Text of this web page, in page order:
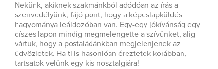
Nekünk, akiknek szakmánkból adódóan az írás a
szenvedélyünk, fájó pont, hogy a képeslapküldés
hagyománya leáldozóban van. Egy-egy jókívánság egy
díszes lapon mindig megmelengette a szívünket, alig
vártuk, hogy a postaládánkban megjelenjenek az
üdvözletek. Ha ti is hasonlóan éreztetek korábban,
tartsatok velünk egy kis nosztalgiára!